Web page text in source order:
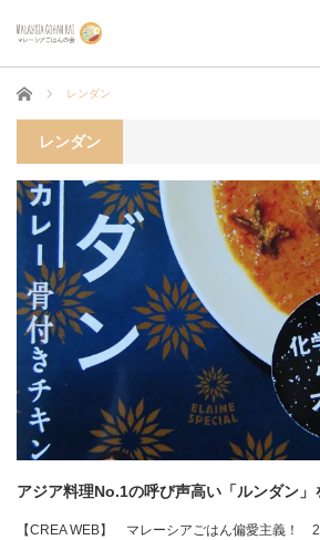
ホーム レンダン
レンダン
アジア料理No.1の呼び声高い「ルンダン」
【CREA WEB】 マレーシアごはん偏愛主義！